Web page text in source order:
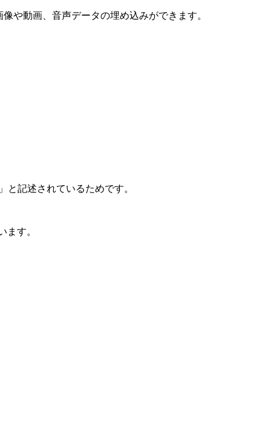
や動画、音声データの埋め込みができます。
と記述されているためです。
ます。